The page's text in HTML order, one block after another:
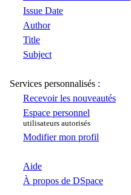
Issue Date
Author
Title
Subject
Services personnalisés :
Recevoir les nouveautés
Espace personnel
utilisateurs autorisés
Modifier mon profil
Aide
À propos de DSpace